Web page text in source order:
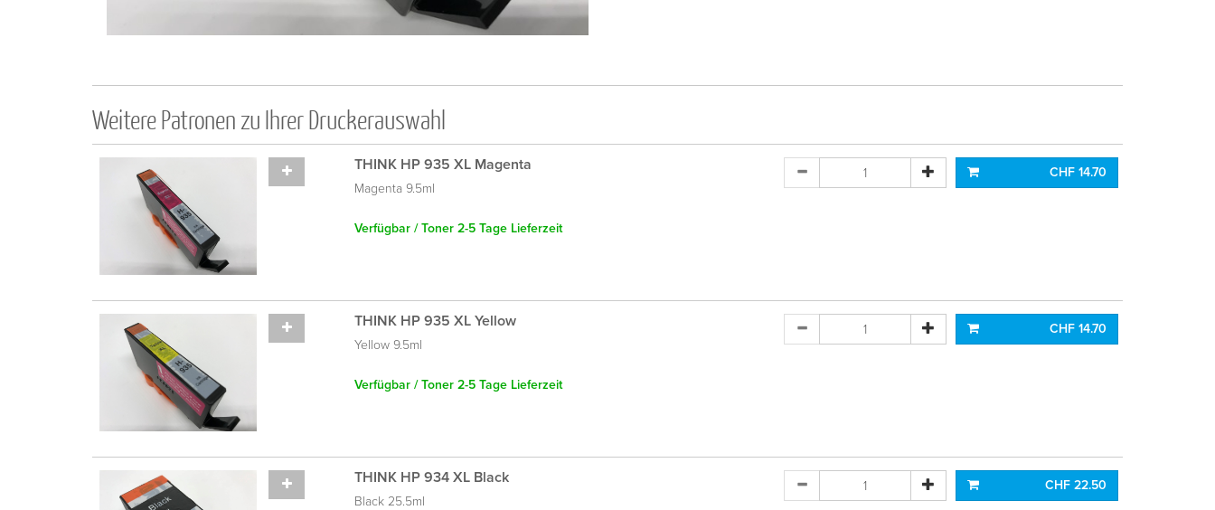
Weitere Patronen zu Ihrer Druckerauswahl
THINK HP 935 XL Magenta
Magenta 9.5ml
Verfügbar / Toner 2-5 Tage Lieferzeit
CHF 14.70
THINK HP 935 XL Yellow
Yellow 9.5ml
Verfügbar / Toner 2-5 Tage Lieferzeit
CHF 14.70
THINK HP 934 XL Black
Black 25.5ml
CHF 22.50